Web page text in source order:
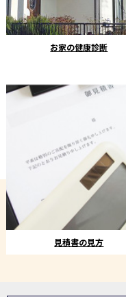
お家の健康診断
見積書の見方